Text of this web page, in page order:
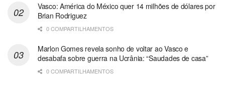
Vasco: América do México quer 14 milhões de dólares por
Brian Rodriguez
0 COMPARTILHAMENTOS
Marlon Gomes revela sonho de voltar ao Vasco e
desabafa sobre guerra na Ucrânia: “Saudades de casa”
0 COMPARTILHAMENTOS